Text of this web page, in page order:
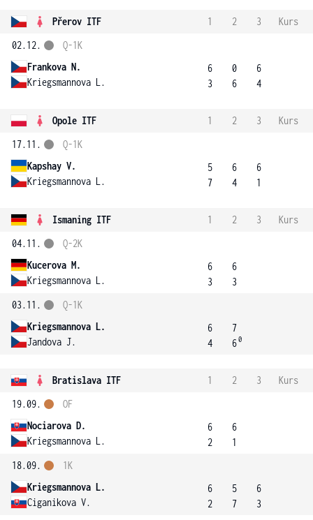
Přerov ITF 1 2 3
Kurs
02.12.
Frankova N.
Kriegsmannova L.
Q-1K
6
3
0
6
6
4
Opole ITF 1 2 3
Kurs
17.11.
Kapshay V.
Kriegsmannova L.
Q-1K
5
7
6
4
6
1
Ismaning ITF 1 2 3
Kurs
04.11.
Kucerova M.
Kriegsmannova L.
Q-2K
6
3
6
3
03.11.
Kriegsmannova L.
Jandova J.
Q-1K
6
4
7
60
Bratislava ITF 1 2 3
Kurs
19.09.
Nociarova D.
Kriegsmannova L.
OF
6
2
6
1
18.09.
Kriegsmannova L.
Ciganikova V.
1K
6
2
5
7
6
3